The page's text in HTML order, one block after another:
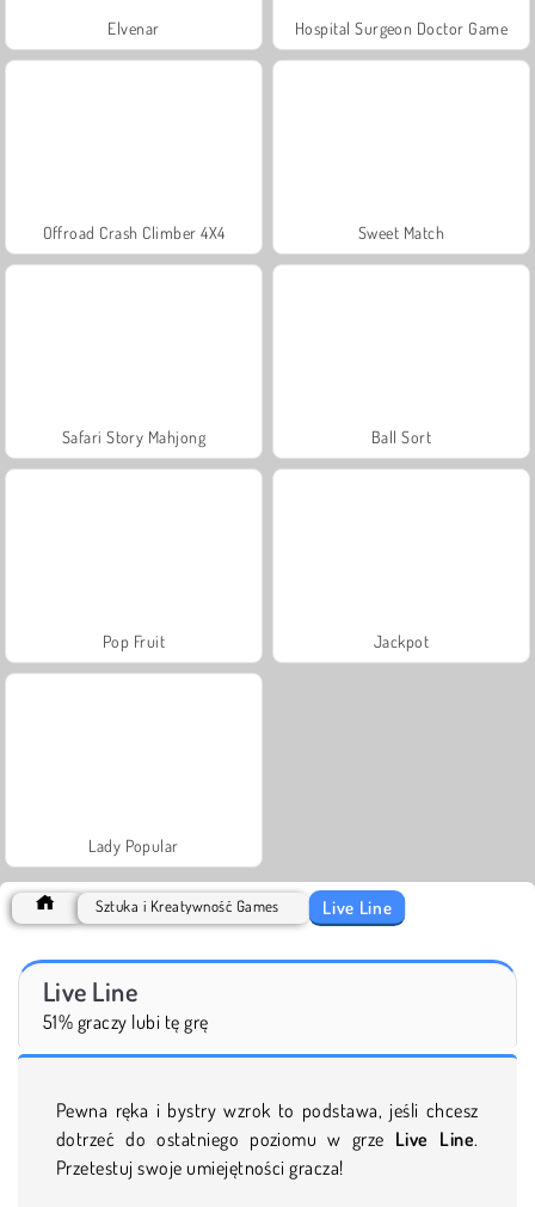
Elvenar Hospital Surgeon Doctor Game
Offroad Crash Climber 4X4 Sweet Match
Safari Story Mahjong Ball Sort
Pop Fruit Jackpot
Lady Popular
Sztuka i Kreatywność Games Live Line
Live Line
51% graczy lubi tę grę
Pewna ręka i bystry wzrok to podstawa, jeśli chcesz
dotrzeć do ostatniego poziomu w grze Live Line.
Przetestuj swoje umiejętności gracza!